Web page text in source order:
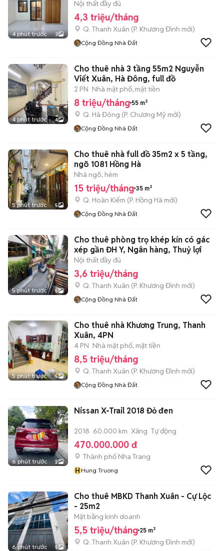
4 phút trước 3
Nội thất đầy đủ
4,3 triệu/tháng
Q. Thanh Xuân (P. Khương Đình mới)
Cộng Đồng Nhà Đất
4 phút trước 4
Cho thuê nhà 3 tầng 55m2 Nguyễn
Viết Xuân, Hà Đông, full đồ
2 PN Nhà mặt phố, mặt tiền
8 triệu/tháng 55 m²
Q. Hà Đông (P. Chương Mỹ mới)
Cộng Đồng Nhà Đất
5 phút trước 5
Cho thuê nhà full đồ 35m2 x 5 tầng,
ngõ 1081 Hồng Hà
Nhà ngõ, hẻm
15 triệu/tháng 35 m²
Q. Hoàn Kiếm (P. Hồng Hà mới)
Cộng Đồng Nhà Đất
5 phút trước 5
Cho thuê phòng trọ khép kín có gác
xép gần ĐH Y, Ngân hàng, Thuỷ lợi
Nội thất đầy đủ
3,6 triệu/tháng
Q. Thanh Xuân (P. Khương Đình mới)
Cộng Đồng Nhà Đất
5 phút trước 5
Cho thuê nhà Khương Trung, Thanh
Xuân, 4PN
4 PN Nhà mặt phố, mặt tiền
8,5 triệu/tháng
Q. Thanh Xuân (P. Khương Đình mới)
Cộng Đồng Nhà Đất
6 phút trước 2
Nissan X-Trail 2018 Đỏ đen
2018 60.000 km Xăng Tự động
470.000.000 đ
Thành phố Nha Trang
HHung Truong
6 phút trước 5
Cho thuê MBKD Thanh Xuân - Cự Lộc
- 25m2
Mặt bằng kinh doanh
5,5 triệu/tháng 25 m²
Q. Thanh Xuân (P. Khương Đình mới)